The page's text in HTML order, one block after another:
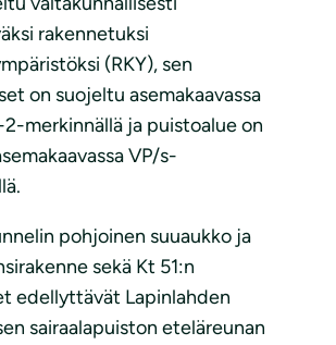
rakennetuksi
(RKY), sen
on suojeltu asemakaavassa
merkinnällä ja puistoalue on
VP/s-
pohjoinen suuaukko ja
sekä Kt 51:n
edellyttävät Lapinlahden
sairaalapuiston eteläreunan